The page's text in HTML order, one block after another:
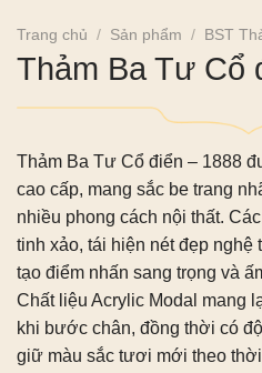
Trang chủ / Sản phẩm / BST
Thảm Ba Tư Cổ
Thảm Ba Tư Cổ điển – 1888
cao cấp, mang sắc be trang
nhiều phong cách nội thất.
tinh xảo, tái hiện nét đẹp nghệ
tạo điểm nhấn sang trọng và
Chất liệu Acrylic Modal mang
khi bước chân, đồng thời có
giữ màu sắc tươi mới theo